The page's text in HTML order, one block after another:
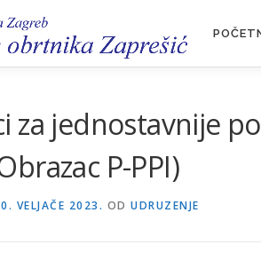
za jednostavnije
P-PPI)
VELJAČE 2023. OD UDRUZENJE